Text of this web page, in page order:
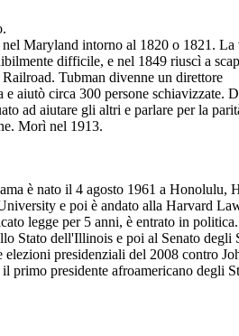
Maryland intorno al 1820 o 1821. La
difficile, e nel 1849 riuscì a
Tubman divenne un direttore
e aiutò circa 300 persone schiavizzate.
ad aiutare gli altri e parlare per la
Morì nel 1913.
è nato il 4 agosto 1961 a Honolulu,
e poi è andato alla Harvard
legge per 5 anni, è entrato in politica.
Stato dell'Illinois e poi al Senato degli
presidenziali del 2008 contro
primo presidente afroamericano degli